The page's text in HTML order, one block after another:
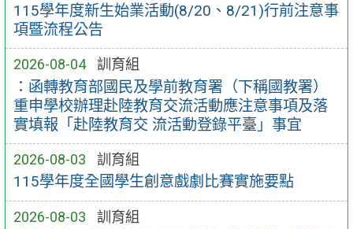
115學年度新生始業活動(8/20、8/21)行前注意事
項暨流程公告
2026-08-04 訓育組
：函轉教育部國民及學前教育署（下稱國教署）
重申學校辦理赴陸教育交流活動應注意事項及落
實填報「赴陸教育交 流活動登錄平臺」事宜
2026-08-03 訓育組
115學年度全國學生創意戲劇比賽實施要點
2026-08-03 訓育組